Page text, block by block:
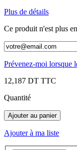
Plus de détails
Ce produit n'est plus
Prévenez-moi lorsque
12,187 DT TTC
Quantité
Ajouter au panier
Ajouter à ma liste